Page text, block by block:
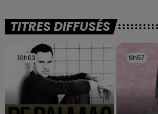
TITRES DIFFUSÉS
10h03
10h03 9h57
9h57